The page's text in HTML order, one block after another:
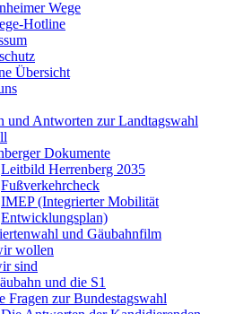
Wege
Hotline
Übersicht
und Antworten zur Landtagswahl
Dokumente
Leitbild Herrenberg 2035
Fußverkehrcheck
IMEP (Integrierter Mobilität
Entwicklungsplan)
und Gäubahnfilm
wollen
sind
und die S1
Fragen zur Bundestagswahl